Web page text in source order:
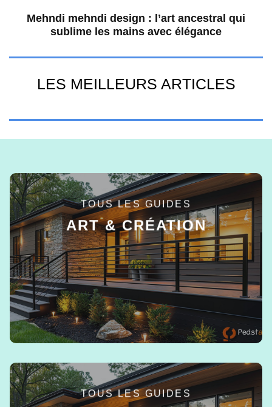
Mehndi mehndi design : l’art ancestral qui
sublime les mains avec élégance
LES MEILLEURS ARTICLES
TOUS LES GUIDES
ART & CRÉATION
EN SAVOIR +
TOUS LES GUIDES